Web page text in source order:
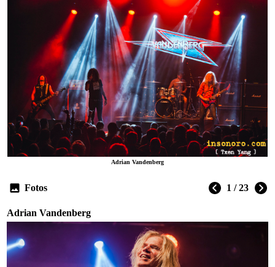
Adrian Vandenberg
Fotos 1 / 23
Adrian Vandenberg